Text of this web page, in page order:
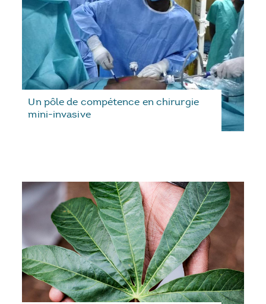
Un pôle de compétence en chirurgie
mini-invasive